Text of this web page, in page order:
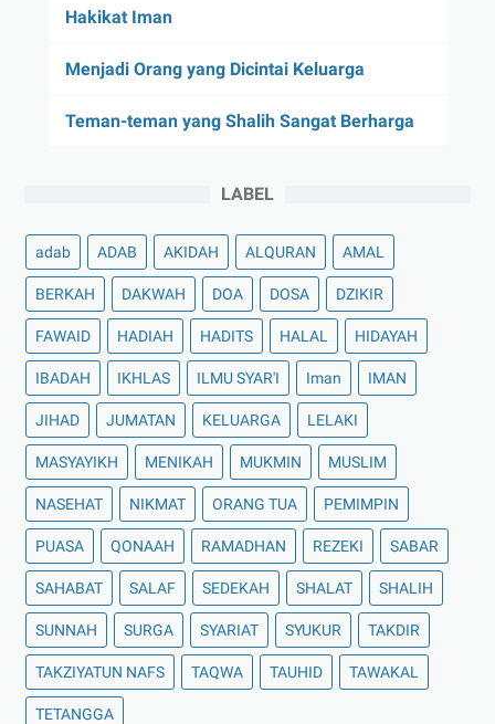
Hakikat Iman
Menjadi Orang yang Dicintai Keluarga
Teman-teman yang Shalih Sangat Berharga
LABEL
adab ADAB AKIDAH ALQURAN AMAL
BERKAH DAKWAH DOA DOSA DZIKIR
FAWAID HADIAH HADITS HALAL HIDAYAH
IBADAH IKHLAS ILMU SYAR'I Iman IMAN
JIHAD JUMATAN KELUARGA LELAKI
MASYAYIKH MENIKAH MUKMIN MUSLIM
NASEHAT NIKMAT ORANG TUA PEMIMPIN
PUASA QONAAH RAMADHAN REZEKI SABAR
SAHABAT SALAF SEDEKAH SHALAT SHALIH
SUNNAH SURGA SYARIAT SYUKUR TAKDIR
TAKZIYATUN NAFS TAQWA TAUHID TAWAKAL
TETANGGA